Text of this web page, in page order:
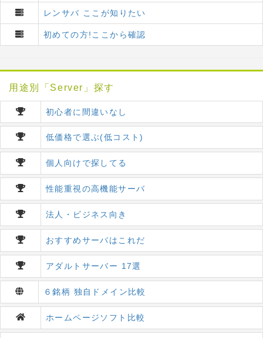
レンサバ ここが知りたい
初めての方!ここから確認
用途別「Server」探す
初心者に間違いなし
低価格で選ぶ(低コスト)
個人向けで探してる
性能重視の高機能サーバ
法人・ビジネス向き
おすすめサーバはこれだ
アダルトサーバー 17選
６銘柄 独自ドメイン比較
ホームページソフト比較